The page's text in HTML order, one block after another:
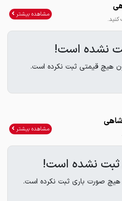
مشاهده بیشتر
نشده است!
هیچ قیمتی ثبت نکرده است.
مشاهده بیشتر
ثبت نشده است!
صورت باری ثبت نکرده است.